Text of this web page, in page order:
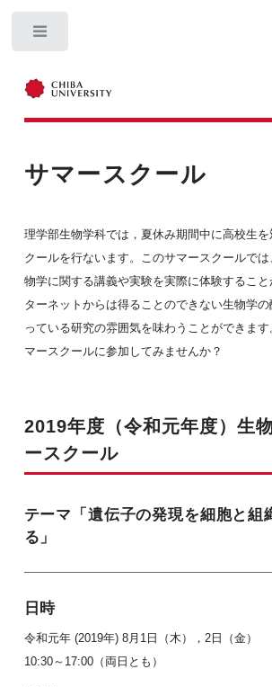
サマースクール
理学部生物学科では，夏休み期間中に高校生
クールを行ないます。このサマースクールで
物学に関する講義や実験を実際に体験するこ
ターネットからは得ることのできない生物学
っている研究の雰囲気を味わうことができま
マースクールに参加してみませんか？
2019年度（令和元年度）生
ースクール
テーマ「遺伝子の発現を細胞と組
る」
日時
令和元年 (2019年) 8月1日（木），2日（金）
10:30～17:00（両日とも）